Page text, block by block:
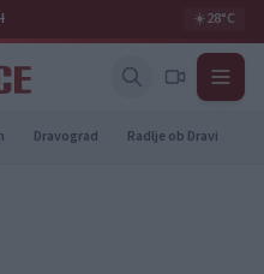
☀️28°C
Dravograd Radlje ob Dravi